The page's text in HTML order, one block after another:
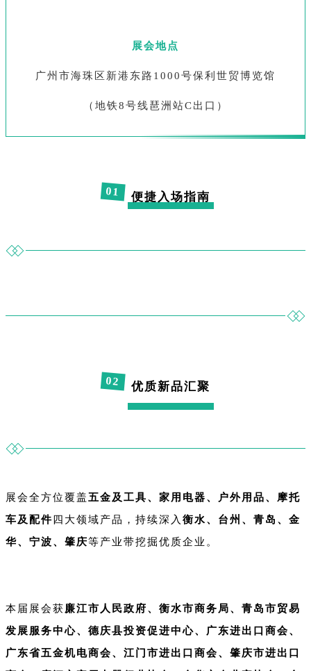
展会地点
广州市海珠区新港东路1000号保利世贸博览馆
（地铁8号线琶洲站C出口）
01 便捷入场指南
02 优质新品汇聚
展会全方位覆盖 五金及工具、家用电器、户外用品、摩托
车及配件 四大领域产品，持续深入 衡水、台州、青岛、 金
华、宁波、肇庆等产业带挖掘优质企业。
本届展会获廉江市人民政府、衡水市商务局、青岛市贸易
发展服务中心、德庆县投资促进中心、广东进出口商会、
广东省五金机电商会、江门市进出口商会、肇庆市进出口